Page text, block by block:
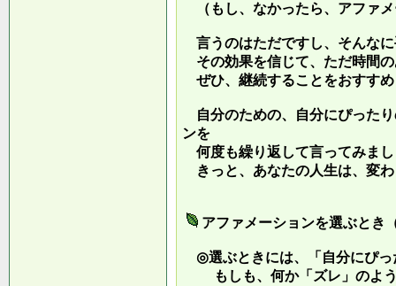
（もし、なかったら、アファ
言うのはただですし、そんな
その効果を信じて、ただ時間
ぜひ、継続することをおすす
自分のための、自分にぴった
ンを
何度も繰り返して言ってみま
きっと、あなたの人生は、変
アファメーションを選ぶとき
◎選ぶときには、「自分にぴっ
もしも、何か「ズレ」のよう